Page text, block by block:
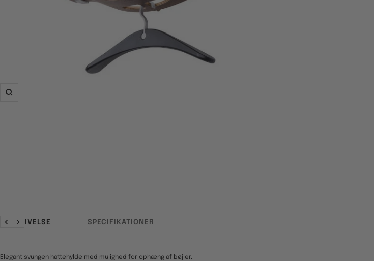
Zoom
BESKRIVELSE SPECIFIKATIONER
ForrigeNæste
Elegant svungen hattehylde med mulighed for ophæng af bøjler.